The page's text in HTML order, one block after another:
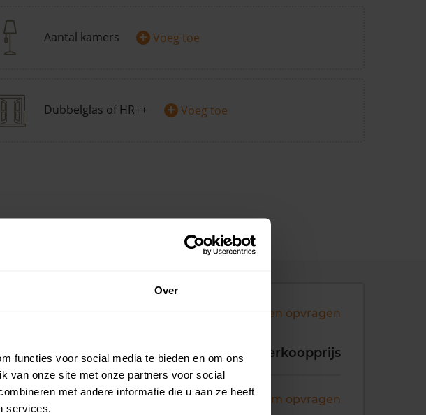
Over
functies voor social media te bieden en om ons
van onze site met onze partners voor social
met andere informatie die u aan ze heeft
services.
Aantal kamers + Voeg toe
Dubbelglas of HR++ + Voeg toe
Andere koopsommen opvragen
Verkoopdatum Verkoopprijs
30 juni 2026 Koopsom opvragen